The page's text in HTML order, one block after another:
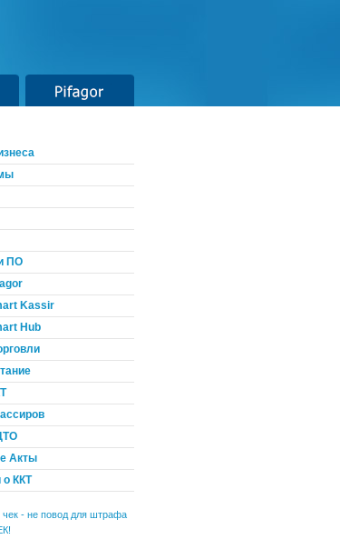
Pifagor
ПО
Kassir
Hub
Акты
о ККТ
- не повод для штрафа